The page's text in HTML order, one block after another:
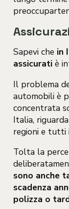
Sapevi che in
assicuratiè
Il problema
automobili è
concentrata
Italia,
regioni e tutti
Tolta la
sono anche
scadenza
polizza o